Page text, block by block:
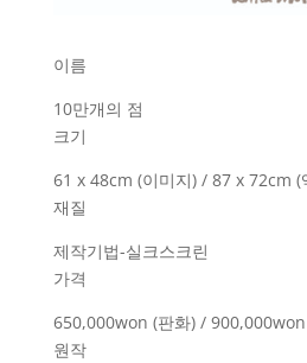
이름
10만개의 점
크기
61 x 48cm (이미지) / 87 x 72cm (
재질
제작기법-실크스크린
가격
650,000won (판화) /
원작